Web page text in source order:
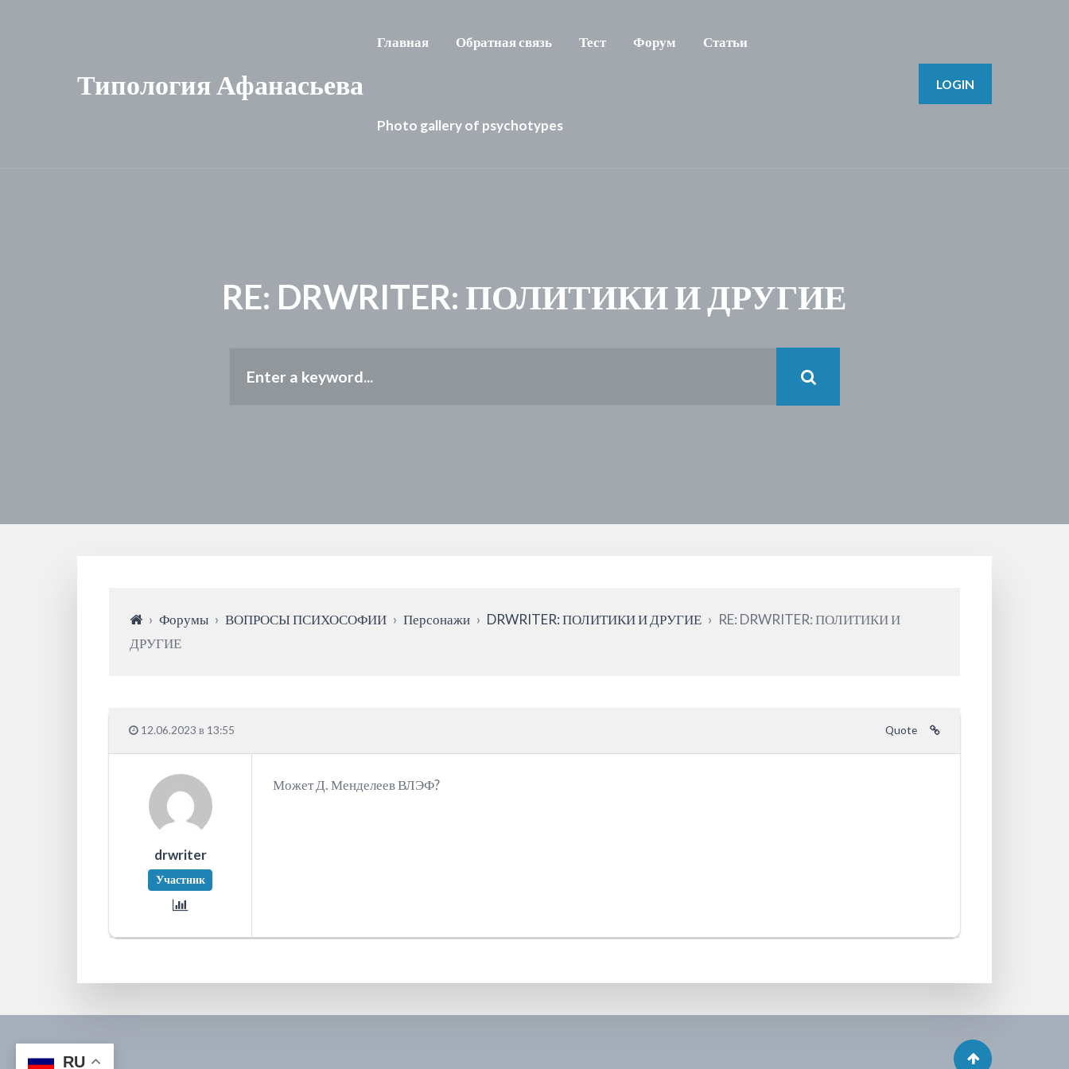
Типология Афанасьева
Главная Обратная связь Тест Форум Статьи
Photo gallery of psychotypes
LOGIN
RE: DRWRITER: ПОЛИТИКИ И ДРУГИЕ
› Форумы › ВОПРОСЫ ПСИХОСОФИИ › Персонажи › DRWRITER: ПОЛИТИКИ И ДРУГИЕ › RE: DRWRITER: ПОЛИТИКИ И
ДРУГИЕ
12.06.2023 в 13:55 Quote
drwriter
Участник
Может Д. Менделеев ВЛЭФ?
RU